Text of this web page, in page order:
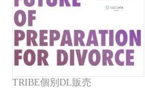
TRIBE個別DL販売